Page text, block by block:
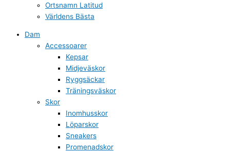
Ortsnamn Latitud
Världens Bästa
Dam
Accessoarer
Kepsar
Midjeväskor
Ryggsäckar
Träningsväskor
Skor
Inomhusskor
Löparskor
Sneakers
Promenadskor